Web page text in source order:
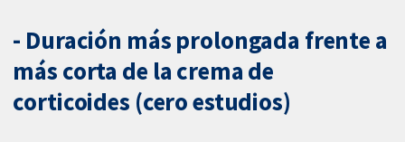
- Duración más prolongada frente a
más corta de la crema de
corticoides (cero estudios)